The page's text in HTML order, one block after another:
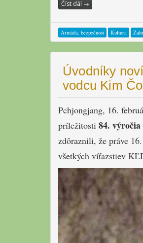
Číst dál →
Armáda, bezpečnost Kultura
Úvodníky
vodcu Kim
Pchjongjang, 16.
príležitosti 84.
zdôraznili, že práve
všetkých víťazstiev